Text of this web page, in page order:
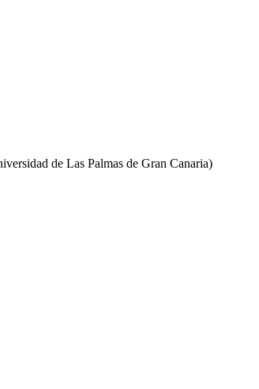
de Las Palmas de Gran Canaria)